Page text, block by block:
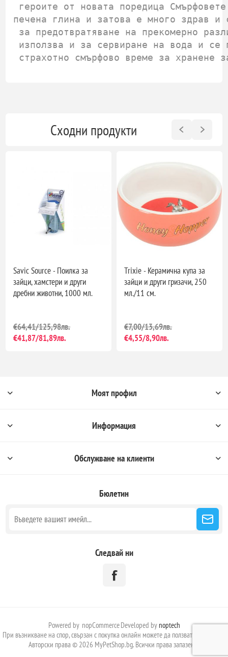
героите от новата поредица
печена глина и затова е много здрав и
за предотвратяване на прекомерно
използва и за сервиране на вода и се
страхотно смърфово време за хранене
Сходни продукти
Savic Source - Поилка за
зайци, хамстери и други
дребни животни, 1000 мл.
€64,41/125,98лв.
€41,87/81,89лв.
Trixie - Керамична купа за
зайци и други гризачи, 250
мл./11 см.
€7,00/13,69лв.
€4,55/8,90лв.
Моят профил
Информация
Обслужване на клиенти
Бюлетин
Следвай ни
Powered by nopCommerceDeveloped by noptech
При възникване на спор, свързан с покупка онлайн можете да ползвате сайта:
Авторски права © 2026 MyPetShop.bg. Всички права запазени.